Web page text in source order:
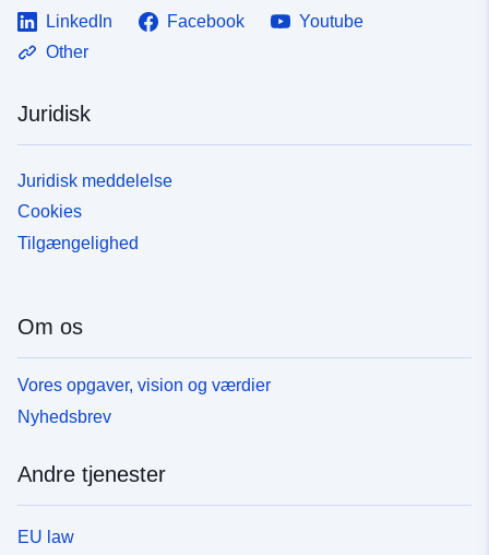
LinkedIn Facebook
Youtube
Other
Juridisk
Juridisk meddelelse
Cookies
Tilgængelighed
Om os
Vores opgaver, vision og værdier
Nyhedsbrev
Andre tjenester
EU law